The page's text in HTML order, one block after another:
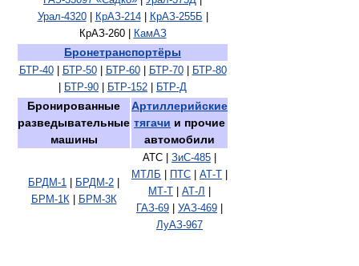
Урал-4320| КрАЗ-214| КрАЗ-255Б
КрАЗ-260 |
КамАЗ
Бронетранспортёры
БТР-40| БТР-50| БТР-60| БТР-70|
БТР-80
БТР-90 БТР-152 БТР-Д
Бронированные
разведывательные
машины
Артиллерийские
тягачи и прочие
автомобили
БРДМ-1 БРДМ-2
БРМ-1К
БРМ-3К
АТС | ЗиС-485
МТЛБ
ПТС АТ-Т
МТ-Т
АТ-Л
ГАЗ-69
УАЗ-469
ЛуАЗ-967